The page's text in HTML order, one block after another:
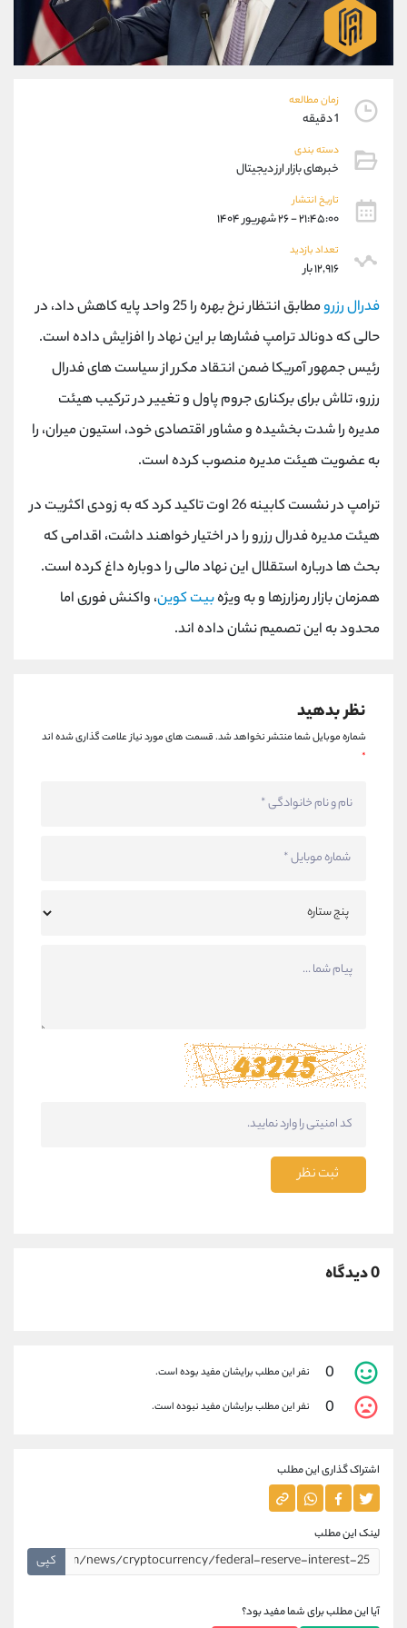
زمان مطالعه
1 دقیقه
دسته بندی
خبرهای بازار ارز دیجیتال
تاریخ انتشار
۲۱:۴۵:۰۰ - ۲۶ شهریور ۱۴۰۴
تعداد بازدید
۱۲,۹۱۶ بار
فدرال رزرو
مطابق انتظار نرخ بهره را 25 واحد پایه کاهش داد، در
حالی که دونالد ترامپ فشارها بر این نهاد را افزایش داده است.
رئیس جمهور آمریکا ضمن انتقاد مکرر از سیاست های فدرال
رزرو، تلاش برای برکناری جروم پاول و تغییر در ترکیب هیئت
مدیره را شدت بخشیده و مشاور اقتصادی خود، استیون میران، را
به عضویت هیئت مدیره منصوب کرده است.
ترامپ در نشست کابینه 26 اوت تاکید کرد که به زودی اکثریت در
هیئت مدیره فدرال رزرو را در اختیار خواهند داشت، اقدامی که
بحث ها درباره استقلال این نهاد مالی را دوباره داغ کرده است.
همزمان بازار رمزارزها و به ویژهبیت کوین، واکنش فوری اما
محدود به این تصمیم نشان داده اند.
نظر بدهید
شماره موبایل شما منتشر نخواهد شد.قسمت های مورد نیاز علامت گذاری شده اند
*
ثبت نظر
0 دیدگاه
0 نفر این مطلب برایشان مفید بوده است.
0 نفر این مطلب برایشان مفید نبوده است.
اشتراک گذاری این مطلب
لینک این مطلب
کپی
آیا این مطلب برای شما مفید بود؟
09101364784
واتساپ شروع گفتگو
تلگرام @Armteam_admin_104
پشتیبان فروش
موبایل
واتساپ
تلگرام
داخلی
اطلاعات تماس
تلفن 021-22021030
بدون پیش شماره 90001030
اینستاگرام @alireza.mehrabii
کانال تلگرام @alirezamehrabi_com